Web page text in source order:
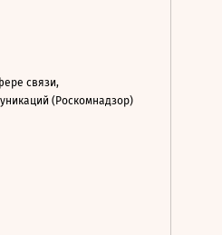
связи,
(Роскомнадзор)